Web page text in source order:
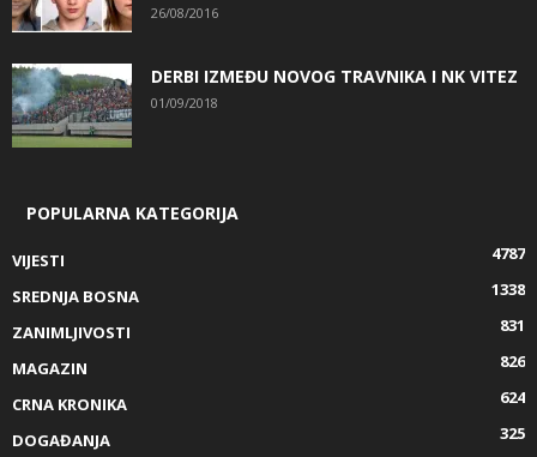
26/08/2016
DERBI IZMEĐU NOVOG TRAVNIKA I NK VITEZ
01/09/2018
POPULARNA KATEGORIJA
VIJESTI
4787
SREDNJA BOSNA
1338
ZANIMLJIVOSTI
831
MAGAZIN
826
CRNA KRONIKA
624
DOGAĐANJA
325